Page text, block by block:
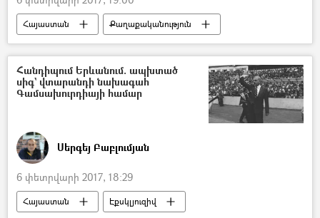
Հայաստան Քաղաքականություն
Հանդիպում Երևանում. ապխտած
սիգ` վտարանդի նախագահ
Գամսախուրդիայի համար
Սերգեյ Բաբլումյան
6 փետրվարի 2017, 18:29
Հայաստան Էքսկլյուզիվ